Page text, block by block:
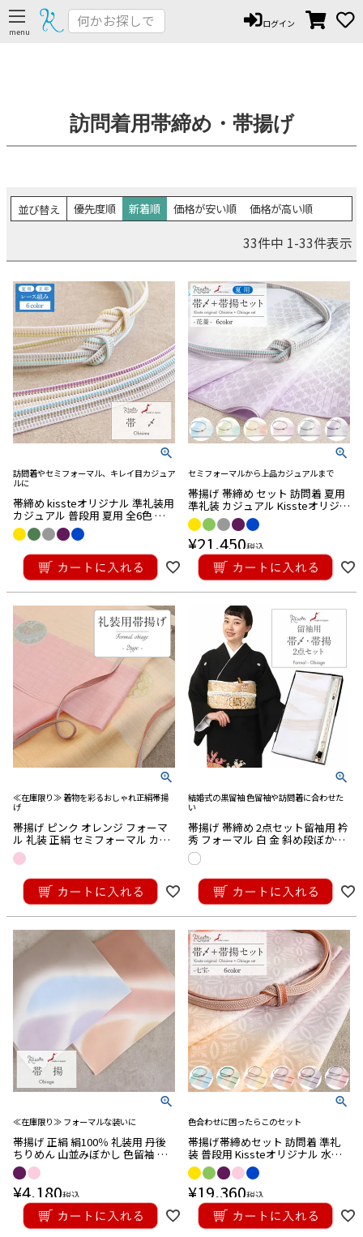
ログイン
訪問着用帯締め・帯揚げ
並び替え 優先度順 新着順 価格が安い順 価格が高い順
33件中 1-33件表示
訪問着やセミフォーマル、キレイ目カジュア
ルに
帯締め kissteオリジナル 準礼装用
カジュアル 普段用 夏用 全6色 青
白茶 薄黄 紫 水色 灰色 レース組み
日本製 メール便対応可
10,450税込
セミフォーマルから上品カジュアルまで
帯揚げ 帯締め セット 訪問着 夏用
準礼装 カジュアル Kissteオリジナ
ル 全6セット 水色 黄緑 黄色 紫 薄
灰 黄 正絹 日本製 メール便対応
¥21,450税込
≪在庫限り≫ 着物を彩るおしゃれ正絹帯揚
げ
帯揚げ ピンク オレンジ フォーマ
ル 礼装 正絹 セミフォーマル カジ
ュアル 着物 和装 帯揚 おびあげ 小
紋 紬 お洒落 絹100％ 街着 メール
便対応可
5,280税込
結婚式の黒留袖 色留袖や訪問着に合わせた
い
帯揚げ 帯締め 2点セット留袖用 衿
秀 フォーマル 白 金 斜め段ぼかし
斜線ぼかし 刺繍 正絹 唐織 ネオク
ラッセ加工シルク 箱入り 丹後ち
りめん
30,800税込
≪在庫限り≫ フォーマルな装いに
帯揚げ 正絹 絹100％ 礼装用 丹後
ちりめん 山並みぼかし 色留袖 訪
問着 付け下げ 色無地 上品 礼装 絹
日本製 茶 赤茶 淡藤 水色 くすみピ
ンク 橙 メール便対応可
¥4,180税込
色合わせに困ったらこのセット
帯揚げ帯締めセット 訪問着 準礼
装 普段用 Kissteオリジナル 水色
黄緑 黄色 橙 紫 ピンク 灰 銀通し
金散らし シルク 正絹 日本製 メー
ル便対応
¥19,360税込